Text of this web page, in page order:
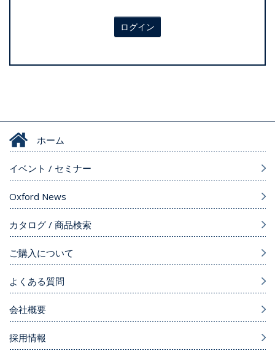
ログイン
ホーム
イベント / セミナー
Oxford News
カタログ / 商品検索
ご購入について
よくある質問
会社概要
採用情報